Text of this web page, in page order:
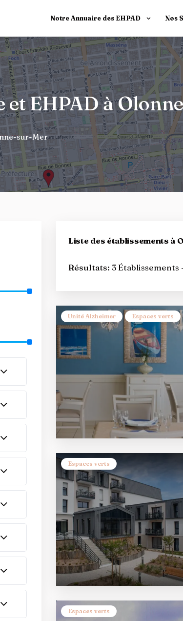
Notre Annuaire des EHPAD Nos
et EHPAD à
sur-Mer
Liste des établissements à
Résultats: 3 Établissements
Unité Alzheimer Espaces verts
Espaces verts
Espaces verts